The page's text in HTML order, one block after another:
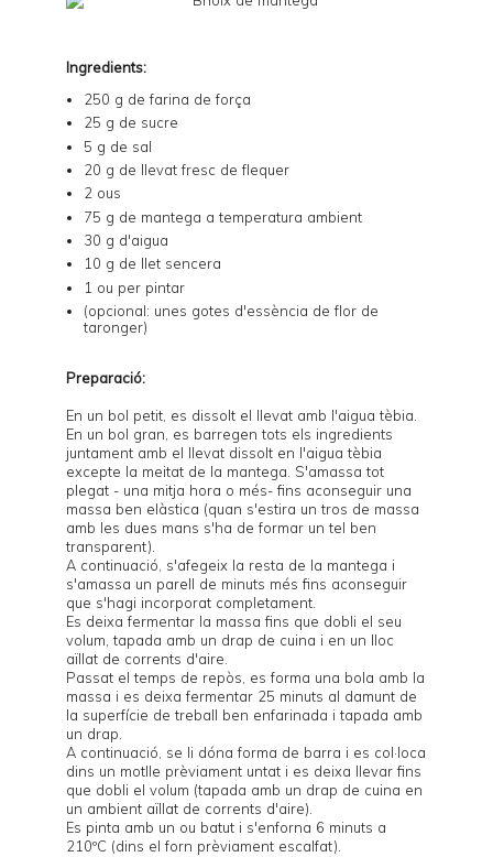
Ingredients:
250 g de farina de força
25 g de sucre
5 g de sal
20 g de llevat fresc de flequer
2 ous
75 g de mantega a temperatura ambient
30 g d'aigua
10 g de llet sencera
1 ou per pintar
(opcional: unes gotes d'essència de flor de
taronger)
Preparació:
En un bol petit, es dissolt el llevat amb l'aigua tèbia.
En un bol gran, es barregen tots els ingredients
juntament amb el llevat dissolt en l'aigua tèbia
excepte la meitat de la mantega. S'amassa tot
plegat - una mitja hora o més- fins aconseguir una
massa ben elàstica (quan s'estira un tros de massa
amb les dues mans s'ha de formar un tel ben
transparent).
A continuació, s'afegeix la resta de la mantega i
s'amassa un parell de minuts més fins aconseguir
que s'hagi incorporat completament.
Es deixa fermentar la massa fins que dobli el seu
volum, tapada amb un drap de cuina i en un lloc
aïllat de corrents d'aire.
Passat el temps de repòs, es forma una bola amb la
massa i es deixa fermentar 25 minuts al damunt de
la superfície de treball ben enfarinada i tapada amb
un drap.
A continuació, se li dóna forma de barra i es col·loca
dins un motlle prèviament untat i es deixa llevar fins
que dobli el volum (tapada amb un drap de cuina en
un ambient aïllat de corrents d'aire).
Es pinta amb un ou batut i s'enforna 6 minuts a
210ºC (dins el forn prèviament escalfat).